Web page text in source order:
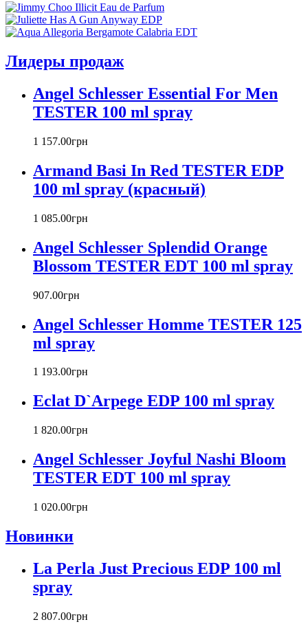
Armaf
Armand Basi
Atelier Cologne
Badgley Mischka
Banana Republic
Barex
Beyonce
Biotherm
Blumarine
Bottega Veneta
Bourjois
Britney Spears
Burberry
Byblos
Byredo
Cacharel
Calvin Klein
Carla Fracci
Carolina Herrera
Cartier
Chanel
Chevignon
Chopard
Christian Dior
Christina Aguilera
Cindy Crawford
Лидеры продаж
Angel Schlesser Essential For Men
TESTER 100 ml spray
1 157.00грн
Armand Basi In Red TESTER EDP
100 ml spray (красный)
1 085.00грн
Angel Schlesser Splendid Orange
Blossom TESTER EDT 100 ml spray
907.00грн
Angel Schlesser Homme TESTER 125
ml spray
1 193.00грн
Eclat D`Arpege EDP 100 ml spray
1 820.00грн
Angel Schlesser Joyful Nashi Bloom
TESTER EDT 100 ml spray
1 020.00грн
Новинки
La Perla Just Precious EDP 100 ml
spray
2 807.00грн